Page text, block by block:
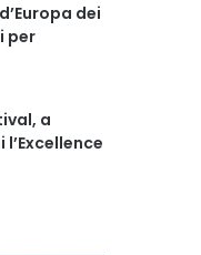
dei
per
a